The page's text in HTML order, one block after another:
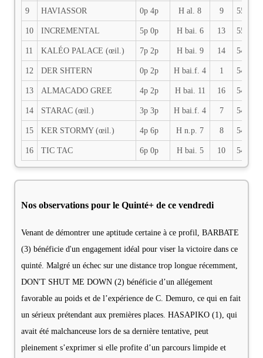
9 HAVIASSOR 0p 4p H al. 8 9 55.5
10 INCREMENTAL 5p 0p H bai. 6 13 55
11 KALÉO PALACE (œil.) 7p 2p H bai. 9 14 54.5
12 DER SHTERN 0p 2p H bai.f. 4 1 54.5
13 ALMACADO GREE 4p 2p H bai. 11 16 54
14 STARAC (œil.) 3p 3p H bai.f. 4 7 54
15 KER STORMY (œil.) 4p 6p H n.p. 7 8 54
16 TIC TAC 6p 0p H bai. 5 10 54
Nos observations pour le Quinté+ de ce vendredi
Venant de démontrer une aptitude certaine à ce profil, BARBATE
(3) bénéficie d'un engagement idéal pour viser la victoire dans ce
quinté. Malgré un échec sur une distance trop longue récemment,
DON'T SHUT ME DOWN (2) bénéficie d’un allégement
favorable au poids et de l’expérience de C. Demuro, ce qui en fait
un sérieux prétendant aux premières places. HASAPIKO (1), qui
avait été malchanceuse lors de sa dernière tentative, peut
pleinement s’exprimer si elle profite d’un parcours limpide et